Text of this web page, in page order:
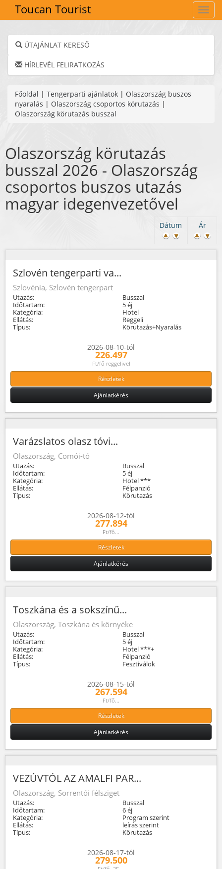
Toucan Tourist
ÚTAJÁNLAT KERESŐ
HÍRLEVÉL FELIRATKOZÁS
Főoldal | Tengerparti ajánlatok | Olaszország buszos
nyaralás | Olaszország csoportos körutazás |
Olaszország körutazás busszal
Olaszország körutazás
busszal 2026 - Olaszország
csoportos buszos utazás
magyar idegenvezetővel
Ár
Dátum
Szlovén tengerparti va...
Szlovénia, Szlovén tengerpart
Utazás:
Busszal
Időtartam:
5 éj
Kategória:
Hotel
Ellátás:
Reggeli
Típus:
Körutazás+Nyaralás
2026-08-10-tól
226.497
Ft/fő reggelivel
Részletek
Ajánlatkérés
Varázslatos olasz tóvi...
Olaszország, Comói-tó
Utazás:
Busszal
Időtartam:
5 éj
Kategória:
Hotel ***
Ellátás:
Félpanzió
Típus:
Körutazás
2026-08-12-tól
277.894
Ft/fő...
Részletek
Ajánlatkérés
Toszkána és a sokszínű...
Olaszország, Toszkána és környéke
Utazás:
Busszal
Időtartam:
5 éj
Kategória:
Hotel ***+
Ellátás:
Félpanzió
Típus:
Fesztiválok
2026-08-15-tól
267.594
Ft/fő...
Részletek
Ajánlatkérés
VEZÚVTÓL AZ AMALFI PAR...
Olaszország, Sorrentói félsziget
Utazás:
Busszal
Időtartam:
6 éj
Kategória:
Program szerint
Ellátás:
leírás szerint
Típus:
Körutazás
2026-08-17-tól
279.500